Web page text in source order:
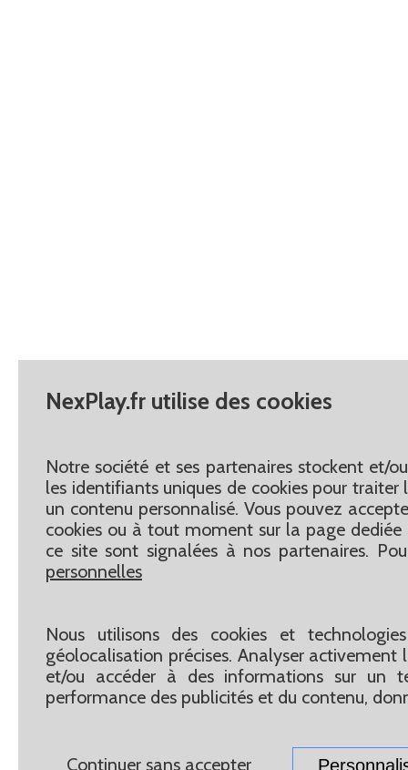
NexPlay.fr utilise des cookies
Notre société et ses partenaires stockent et/
les identifiants uniques de cookies pour
un contenu personnalisé. Vous pouvez
cookies ou à tout moment sur la page dediée
ce site sont signalées à nos partenaires.
personnelles
Nous utilisons des cookies et
géolocalisation précises. Analyser
et/ou accéder à des informations sur un
performance des publicités et du contenu,
Continuer sans accepter